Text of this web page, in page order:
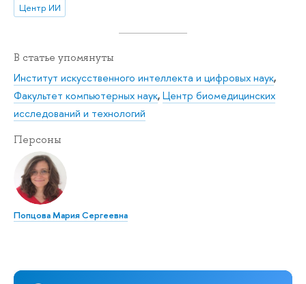
Центр ИИ
В статье упомянуты
Институт искусственного интеллекта и цифровых наук,
Факультет компьютерных наук,Центр биомедицинских
исследований и технологий
Персоны
Попцова Мария Сергеевна